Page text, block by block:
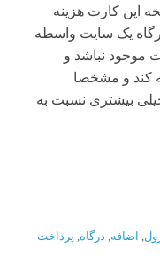
اپن کارت هزینه
یک سایت واسطه
موجود نباشد و
کند و مشخصا
بیشتری نسبت به
, اضافه, درگاه, پرداخت